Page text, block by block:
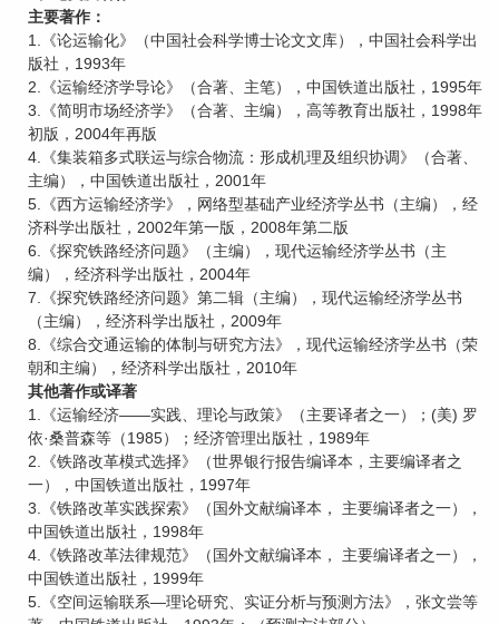
主要著作：
1.《论运输化》（中国社会科学博士论文文库），中国社会科学出
版社，1993年
2.《运输经济学导论》（合著、主笔），中国铁道出版社，1995年
3.《简明市场经济学》（合著、主编），高等教育出版社，1998年
初版，2004年再版
4.《集装箱多式联运与综合物流：形成机理及组织协调》（合著、
主编），中国铁道出版社，2001年
5.《西方运输经济学》，网络型基础产业经济学丛书（主编），经
济科学出版社，2002年第一版，2008年第二版
6.《探究铁路经济问题》（主编），现代运输经济学丛书（主
编），经济科学出版社，2004年
7.《探究铁路经济问题》第二辑（主编），现代运输经济学丛书
（主编），经济科学出版社，2009年
8.《综合交通运输的体制与研究方法》，现代运输经济学丛书（荣
朝和主编），经济科学出版社，2010年
其他著作或译著
1.《运输经济——实践、理论与政策》（主要译者之一）；(美) 罗
依·桑普森等（1985）；经济管理出版社，1989年
2.《铁路改革模式选择》（世界银行报告编译本，主要编译者之
一），中国铁道出版社，1997年
3.《铁路改革实践探索》（国外文献编译本， 主要编译者之一），
中国铁道出版社，1998年
4.《铁路改革法律规范》（国外文献编译本， 主要编译者之一），
中国铁道出版社，1999年
5.《空间运输联系—理论研究、实证分析与预测方法》，张文尝等